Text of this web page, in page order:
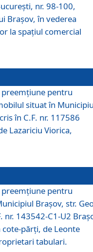
nr. 98-100,
Brașov, în vederea
la spațiul comercial
pentru
situat în
în C.F. nr. 117586
Lazariciu Viorica,
pentru
Braşov, str.
nr. 143542-C1-U2
părți, de Leonte
tabulari.